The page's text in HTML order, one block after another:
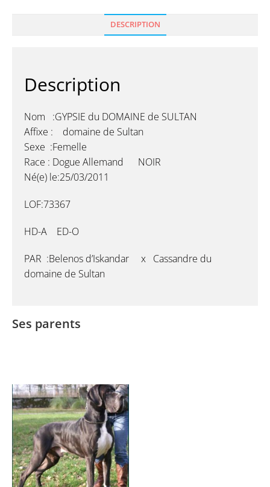
DESCRIPTION
Description
Nom :GYPSIE du DOMAINE de SULTAN
Affixe : domaine de Sultan
Sexe :Femelle
Race : Dogue Allemand NOIR
Né(e) le:25/03/2011
LOF:73367
HD-A ED-O
PAR :Belenos d’Iskandar x Cassandre du
domaine de Sultan
Ses parents